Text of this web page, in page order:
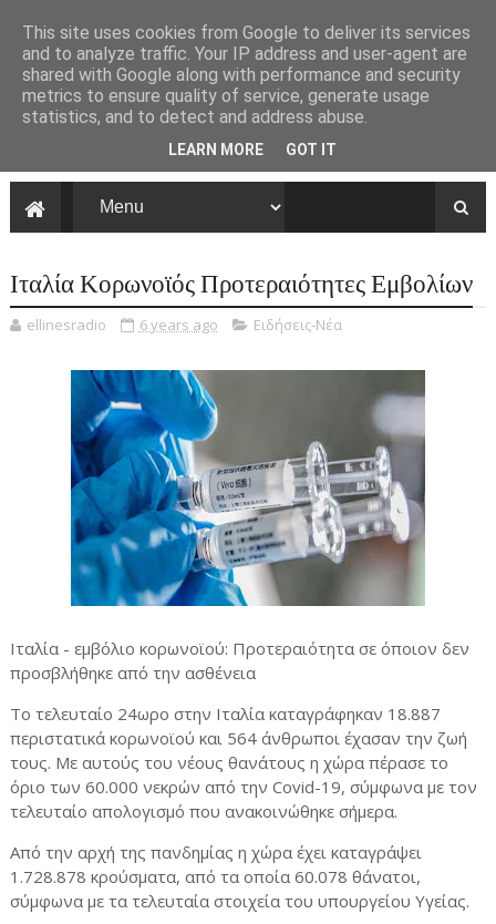
Ιταλία Κορωνοϊός Προτεραιότητες Εμβολίων
ellinesradio 6 years ago Ειδήσεις-Νέα
Ιταλία - εμβόλιο κορωνοϊού: Προτεραιότητα σε όποιον δεν
προσβλήθηκε από την ασθένεια
Το τελευταίο 24ωρο στην Ιταλία καταγράφηκαν 18.887
περιστατικά κορωνοϊού και 564 άνθρωποι έχασαν την ζωή
τους. Με αυτούς του νέους θανάτους η χώρα πέρασε το
όριο των 60.000 νεκρών από την Covid-19, σύμφωνα με τον
τελευταίο απολογισμό που ανακοινώθηκε σήμερα.
Από την αρχή της πανδημίας η χώρα έχει καταγράψει
1.728.878 κρούσματα, από τα οποία 60.078 θάνατοι,
σύμφωνα με τα τελευταία στοιχεία του υπουργείου Υγείας.
This site uses cookies from Google to deliver its services
and to analyze traffic. Your IP address and user-agent are
shared with Google along with performance and security
metrics to ensure quality of service, generate usage
statistics, and to detect and address abuse.
LEARN MORE GOT IT